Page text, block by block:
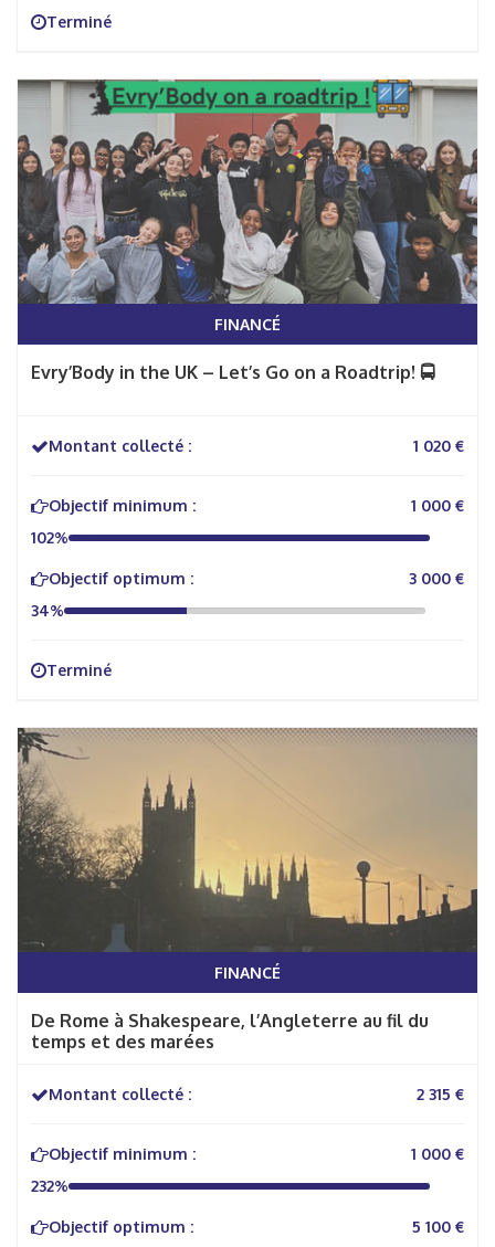
Terminé
FINANCÉ
Evry’Body in the UK – Let’s Go on a Roadtrip! 🚍
Montant collecté : 1 020 €
Objectif minimum :
1 000 €
102%
Objectif optimum :
3 000 €
34%
Terminé
FINANCÉ
De Rome à Shakespeare, l’Angleterre au fil du
temps et des marées
Montant collecté : 2 315 €
Objectif minimum :
1 000 €
232%
Objectif optimum :
5 100 €